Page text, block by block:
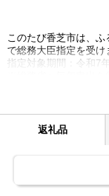
このたび香芝市は、
で総務大臣指定を受け
指定対象期間：令和7
※総務省へ毎年申出を
◆年内のご寄附について
※以降のご入金は来年
返礼品